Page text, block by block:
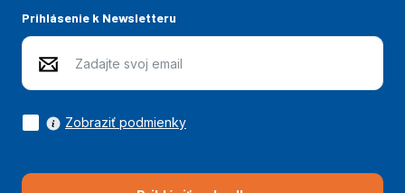
Prihlásenie k Newsletteru
Zobraziť podmienky